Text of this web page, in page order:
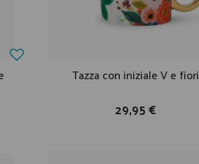
Tazza con iniziale V e fiori
29,95 €